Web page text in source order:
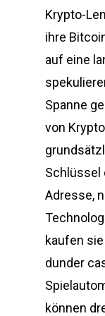
Krypto-
ihre
auf eine
Spanne
von
Schlüssel
Adresse,
kaufen
dunder
können